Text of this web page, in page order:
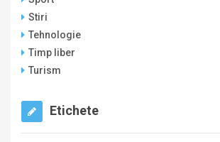
Stiri
Tehnologie
Timp liber
Turism
Etichete